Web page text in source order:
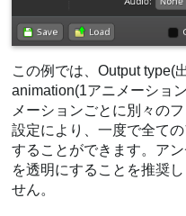
この例では、Output type(
animation(1アニメーショ
メーションごとに別々の
設定により、一度で全て
することができます。ア
を透明にすることを推奨
せん。